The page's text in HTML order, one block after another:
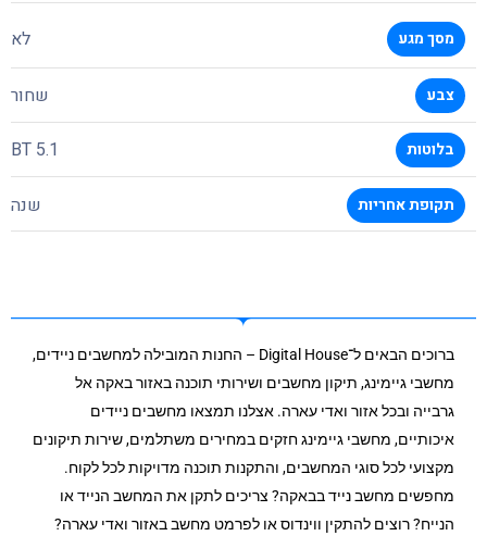
מסך מגע לא
צבע שחור
בלוטות BT 5.1
תקופת אחריות שנה
ברוכים הבאים ל־Digital House – החנות המובילה למחשבים ניידים,
מחשבי גיימינג, תיקון מחשבים ושירותי תוכנה באזור באקה אל
גרבייה ובכל אזור ואדי עארה. אצלנו תמצאו מחשבים ניידים
איכותיים, מחשבי גיימינג חזקים במחירים משתלמים, שירות תיקונים
מקצועי לכל סוגי המחשבים, והתקנות תוכנה מדויקות לכל לקוח.
מחפשים מחשב נייד בבאקה? צריכים לתקן את המחשב הנייד או
הנייח? רוצים להתקין ווינדוס או לפרמט מחשב באזור ואדי עארה?